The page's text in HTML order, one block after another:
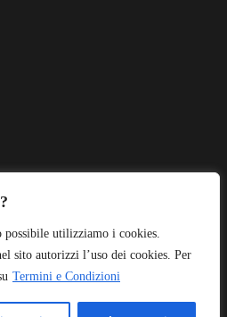
utilizziamo i cookies.
sito autorizzi l’uso dei cookies. Per
Termini e Condizioni